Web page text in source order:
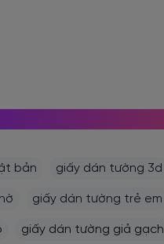
bản giấy dán tường 3d
giấy dán tường trẻ em
giấy dán tường giả gạch